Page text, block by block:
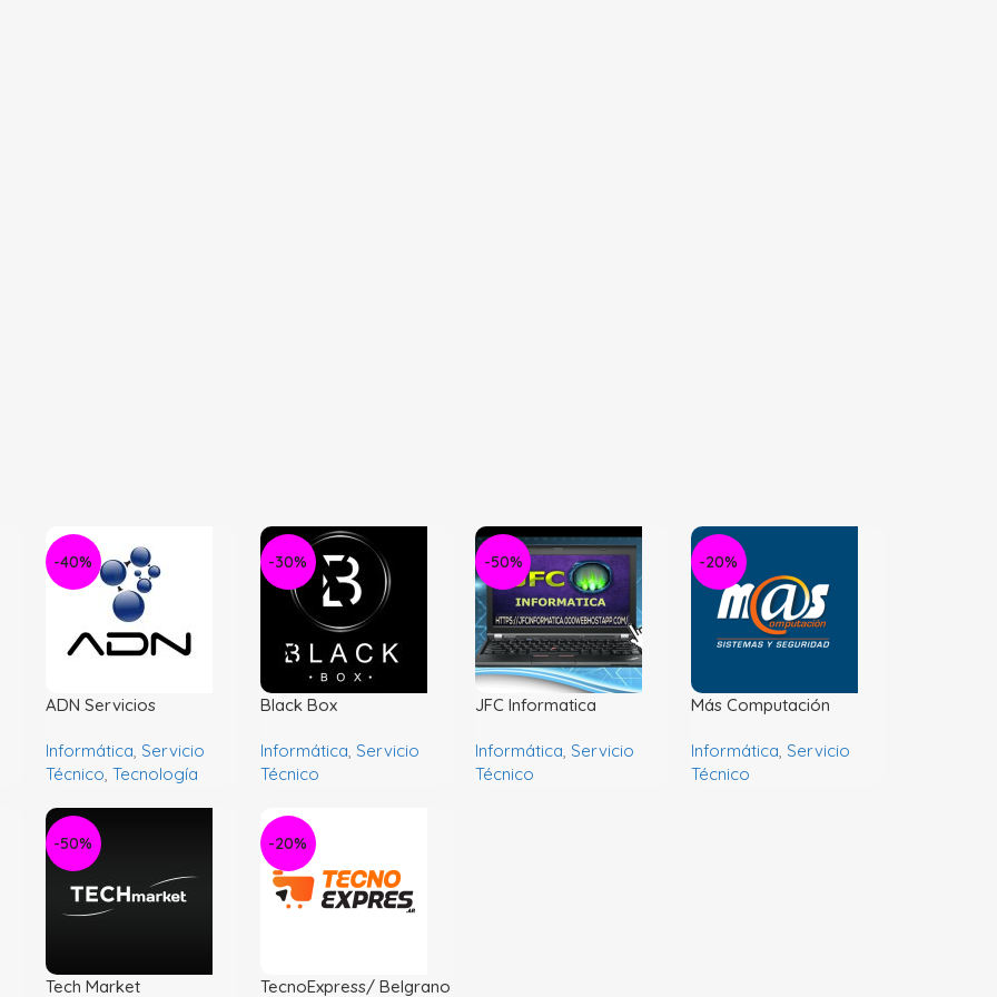
-40%
ADN Servicios
Informática, Servicio
Técnico, Tecnología
-30%
Black Box
Informática, Servicio
Técnico
-50%
JFC Informatica
Informática, Servicio
Técnico
-20%
Más Computación
Informática, Servicio
Técnico
-50%
Tech Market
-20%
TecnoExpress/ Belgrano